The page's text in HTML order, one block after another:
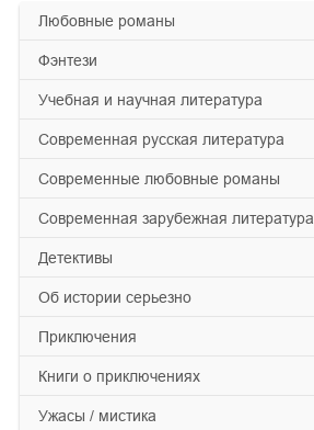
любовные романы
фэнтези
учебная и научная литература
современная русская литература
современные любовные романы
современная зарубежная литература
детективы
об истории серьезно
приключения
книги о приключениях
ужасы / мистика